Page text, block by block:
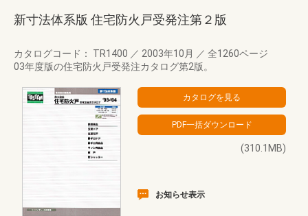
新寸法体系版 住宅防火戸受発注第２版
カタログコード： TR1400 ／ 2003年10月 ／ 全1260ページ
03年度版の住宅防火戸受発注カタログ第2版。
(310.1MB)
お知らせ表示